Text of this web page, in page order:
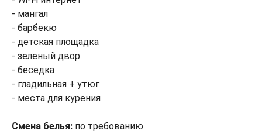
- мангал
- барбекю
- детская площадка
- зеленый двор
- беседка
- гладильная + утюг
- места для курения
Смена белья: по требованию